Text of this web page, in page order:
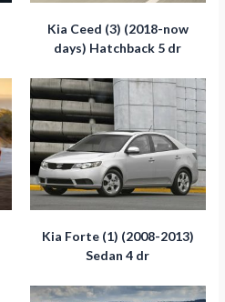
Kia Ceed (3) (2018-now
days) Hatchback 5 dr
Kia Forte (1) (2008-2013)
Sedan 4 dr